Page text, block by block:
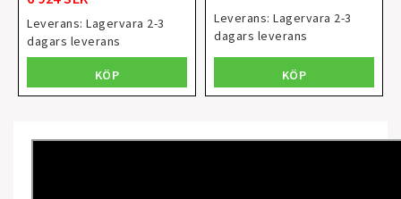
Leverans: Lagervara 2-3
dagars leverans
KÖP
Leverans: Lagervara 2-3
dagars leverans
KÖP